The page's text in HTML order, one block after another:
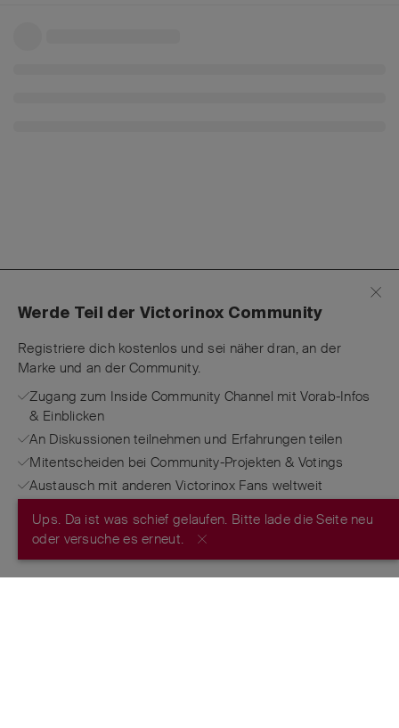
Ups. Da ist was schief gelaufen. Bitte lade die Seite neu
oder versuche es erneut.
Werde Teil der Victorinox Community
Registriere dich kostenlos und sei näher dran, an der
Marke und an der Community.
Zugang zum Inside Community Channel mit Vorab-Infos
& Einblicken
An Diskussionen teilnehmen und Erfahrungen teilen
Mitentscheiden bei Community-Projekten & Votings
Austausch mit anderen Victorinox Fans weltweit
JETZT REGISTRIEREN